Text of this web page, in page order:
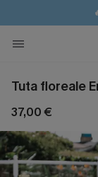
Tuta floreale
37,00 €